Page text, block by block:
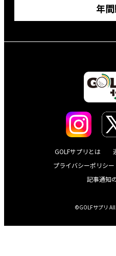
年
GOLFサプリとは
プライバシーポリシー
記事通知
©GOLFサプリ